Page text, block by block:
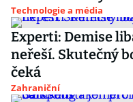
Technologie a média
Experti: Demise
neřeší. Skutečný
čeká
Zahraniční